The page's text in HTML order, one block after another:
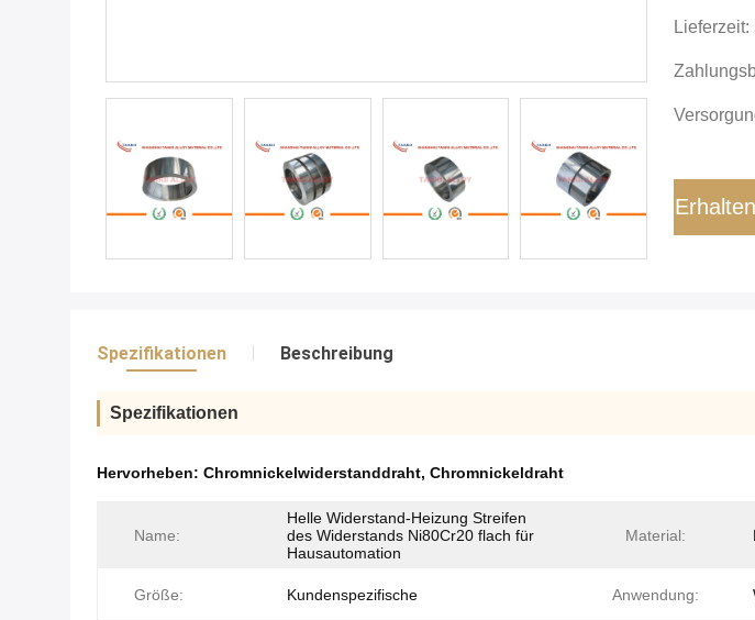
Lieferzeit:
Spezifikationen Beschreibung
Spezifikationen
Hervorheben: Chromnickelwiderstanddraht, Chromnickeldraht
Name:
Helle Widerstand-Heizung Streifen
des Widerstands Ni80Cr20 flach für
Hausautomation
Material:
Größe: Kundenspezifische Anwendung: